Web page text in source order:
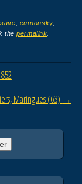
curnonsky,
thepermalink
Maringues (63) →